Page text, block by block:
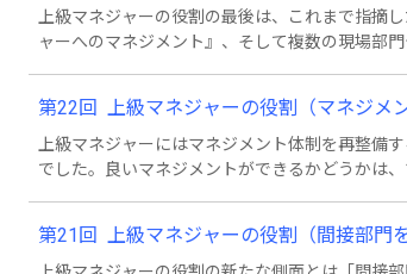
上級マネジャーの役割の最後は、これまで指摘
ャーへのマネジメント』、そして複数の現場部
し不都合な現象が生じている時、これら4つの役
れば良いかを知るのは簡単なことではありませ
第22回 上級マネジャーの役割（マネジメ
上級マネジャーにはマネジメント体制を再整備
でした。良いマネジメントができるかどうかは
働くべき人々の間に壁が生じてしまう場合もあ
す。
第21回 上級マネジャーの役割（間接部門